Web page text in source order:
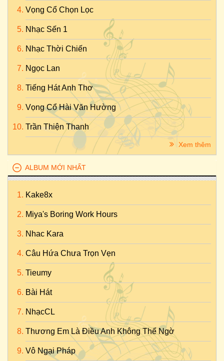
Vọng Cổ Chọn Lọc
Nhạc Sến 1
Nhạc Thời Chiến
Ngọc Lan
Tiếng Hát Anh Thơ
Vọng Cổ Hài Văn Hường
Trần Thiện Thanh
Xem thêm
ALBUM MỚI NHẤT
Kake8x
Miya's Boring Work Hours
Nhac Kara
Câu Hứa Chưa Trọn Vẹn
Tieumy
Bài Hát
NhạcCL
Thương Em Là Điều Anh Không Thể Ngờ
Vô Ngại Pháp